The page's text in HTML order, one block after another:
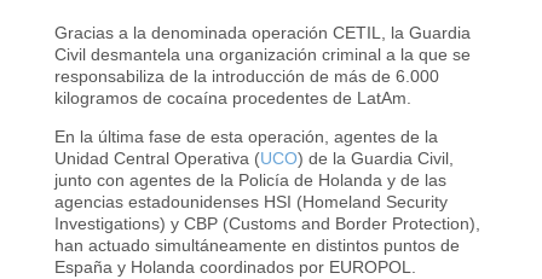
Gracias a la denominada operación CETIL, la Guardia
Civil desmantela una organización criminal a la que se
responsabiliza de la introducción de más de 6.000
kilogramos de cocaína procedentes de LatAm.
En la última fase de esta operación, agentes de la
Unidad Central Operativa (UCO) de la Guardia Civil,
junto con agentes de la Policía de Holanda y de las
agencias estadounidenses HSI (Homeland Security
Investigations) y CBP (Customs and Border Protection),
han actuado simultáneamente en distintos puntos de
España y Holanda coordinados por EUROPOL.